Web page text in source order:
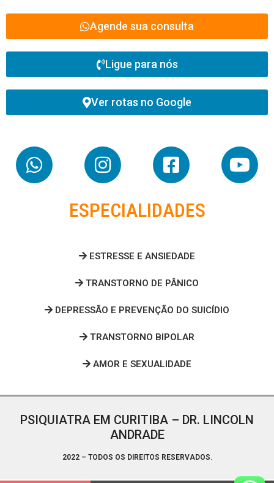
Agende sua consulta
Ligue para nós
Ver rotas no Google
ESPECIALIDADES
ESTRESSE E ANSIEDADE
TRANSTORNO DE PÂNICO
DEPRESSÃO E PREVENÇÃO DO SUICÍDIO
TRANSTORNO BIPOLAR
AMOR E SEXUALIDADE
PSIQUIATRA EM CURITIBA – DR. LINCOLN
ANDRADE
2022 – TODOS OS DIREITOS RESERVADOS.